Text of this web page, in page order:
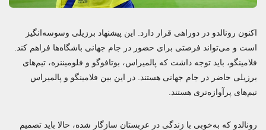
اکنون رونالدو در دوراهی قرار دارد. این پیشنهاد برزیلی وسوسه‌انگیز
است و می‌تواند فرصتی برای حضور در جام جهانی باشگاه‌ها فراهم کند.
فلامینگو، باید توجه داشت که پالمیراس، بوتافوگو و فلومیننزه، تیم‌های
برزیلی حاضر در جام جهانی هستند. در این بین فلامینگو و پالمیراس
تیم‌های پرآوازه‌تری هستند.
رونالدو که به‌خوبی با زندگی در عربستان سازگار شده، حالا باید تصمیم